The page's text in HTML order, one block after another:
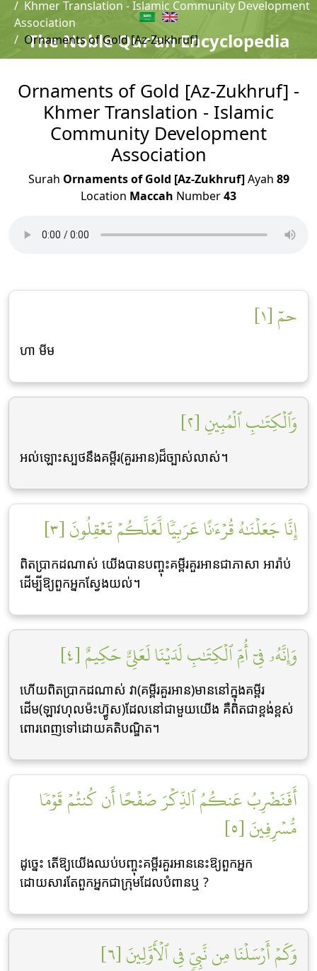
The Noble Qur'an Encyclopedia
Khmer Translation - Islamic Community Development
Association
Ornaments of Gold [Az-Zukhruf]
Ornaments of Gold [Az-Zukhruf] -
Khmer Translation - Islamic
Community Development
Association
Surah Ornaments of Gold [Az-Zukhruf]Ayah 89
Location Maccah Number43
حمٓ [١]
ហា មីម
وَٱلۡكِتَٰبِ ٱلۡمُبِينِ [٢]
អល់ឡោះស្បថនឹងគម្ពីរ(គួរអាន)ដ៏ច្បាស់លាស់។
إِنَّا جَعَلۡنَٰهُ قُرۡءَٰنًا عَرَبِيّٗا لَّعَلَّكُمۡ تَعۡقِلُونَ [٣]
ពិតប្រាកដណាស់ យើងបានបញ្ចុះគម្ពីរគួរអានជាភាសា អារ៉ាប់
ដើម្បីឱ្យពួកអ្នកស្វែងយល់។
وَإِنَّهُۥ فِيٓ أُمِّ ٱلۡكِتَٰبِ لَدَيۡنَا لَعَلِيٌّ حَكِيمٌ [٤]
ហើយពិតប្រាកដណាស់ វា(គម្ពីរគួរអាន)មាននៅក្នុងគម្ពីរ
ដើម(ឡាវហុលម៉ះហ្វ៊ូស)ដែលនៅជាមួយយើង គឺពិតជាខ្ពង់ខ្ពស់
ពោរពេញទៅដោយគតិបណ្ឌិត។
أَفَنَضۡرِبُ عَنكُمُ ٱلذِّكۡرَ صَفۡحًا أَن كُنتُمۡ قَوۡمٗا
مُّسۡرِفِينَ [٥]
ដូចេ្នះ តើឱ្យយើងឈប់បញ្ចុះគម្ពីរគួរអាននេះឱ្យពួកអ្នក
ដោយសារតែពួកអ្នកជាក្រុមដែលបំពានឬ ?
وَكَمۡ أَرۡسَلۡنَا مِن نَّبِيّٖ فِي ٱلۡأَوَّلِينَ [٦]